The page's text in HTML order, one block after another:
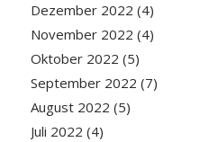
Dezember 2022 (4)
November 2022 (4)
Oktober 2022 (5)
September 2022 (7)
August 2022 (5)
Juli 2022 (4)